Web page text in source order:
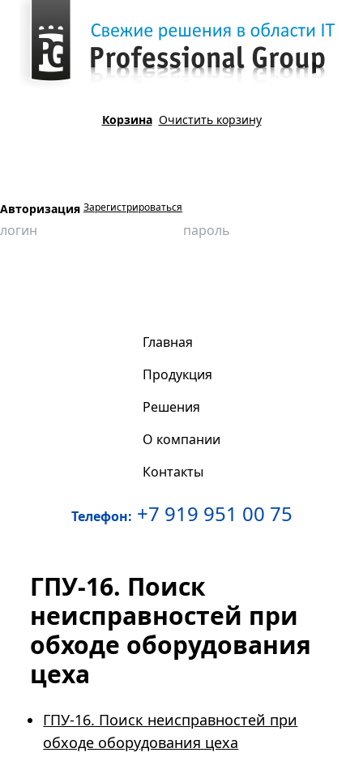
Корзина Очистить корзину
Авторизация Зарегистрироваться
Главная
Продукция
Решения
О компании
Контакты
Телефон: +7 919 951 00 75
ГПУ-16. Поиск
неисправностей при
обходе оборудования
цеха
ГПУ-16. Поиск неисправностей при
обходе оборудования цеха